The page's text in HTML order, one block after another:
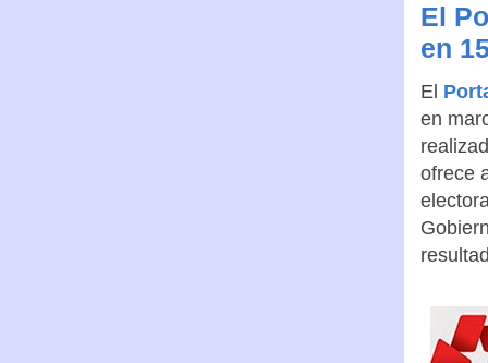
El
en
El
en
ofrece